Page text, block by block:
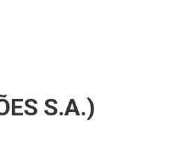
S.A.)